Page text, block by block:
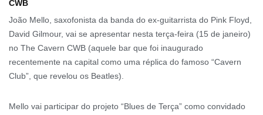
CWB
João Mello, saxofonista da banda do ex-guitarrista do Pink Floyd,
David Gilmour, vai se apresentar nesta terça-feira (15 de janeiro)
no The Cavern CWB (aquele bar que foi inaugurado
recentemente na capital como uma réplica do famoso “Cavern
Club”, que revelou os Beatles).
Mello vai participar do projeto “Blues de Terça” como convidado